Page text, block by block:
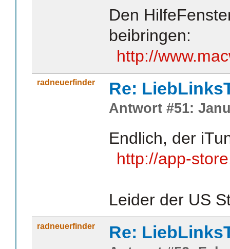
Den
beibringen:
http://
radneuerfinder Re:
Antwort #51:
Endlich, der
http://app-
Leider der US
radneuerfinder Re: